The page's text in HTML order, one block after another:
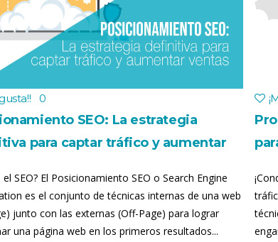
! 0
SEO: La estrategia
para captar tráfico y aumentar
el SEO? El Posicionamiento SEO o Search Engine
es el conjunto de técnicas internas de una web
junto con las externas (Off-Page) para lograr
una página web en los primeros resultados...